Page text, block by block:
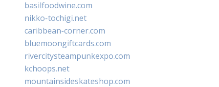
basilfoodwine.com
nikko-tochigi.net
caribbean-corner.com
bluemoongiftcards.com
rivercitysteampunkexpo.com
kchoops.net
mountainsideskateshop.com